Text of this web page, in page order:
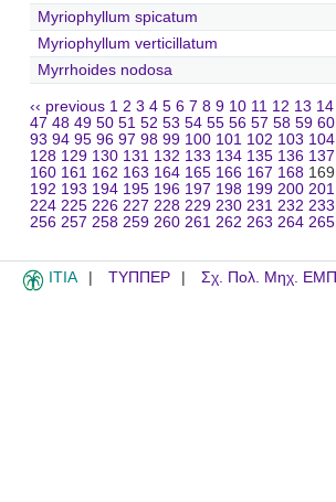
Myriophyllum spicatum
Myriophyllum verticillatum
Myrrhoides nodosa
‹‹ previous 1 2 3 4 5 6 7 8 9 10 11 12 13 14
47 48 49 50 51 52 53 54 55 56 57 58 59 60
93 94 95 96 97 98 99 100 101 102 103 104
128 129 130 131 132 133 134 135 136 137
160 161 162 163 164 165 166 167 168 169
192 193 194 195 196 197 198 199 200 201
224 225 226 227 228 229 230 231 232 233
256 257 258 259 260 261 262 263 264 265
ITIA ΤΥΠΠΕΡ Σχ. Πολ. Μηχ. ΕΜΠ